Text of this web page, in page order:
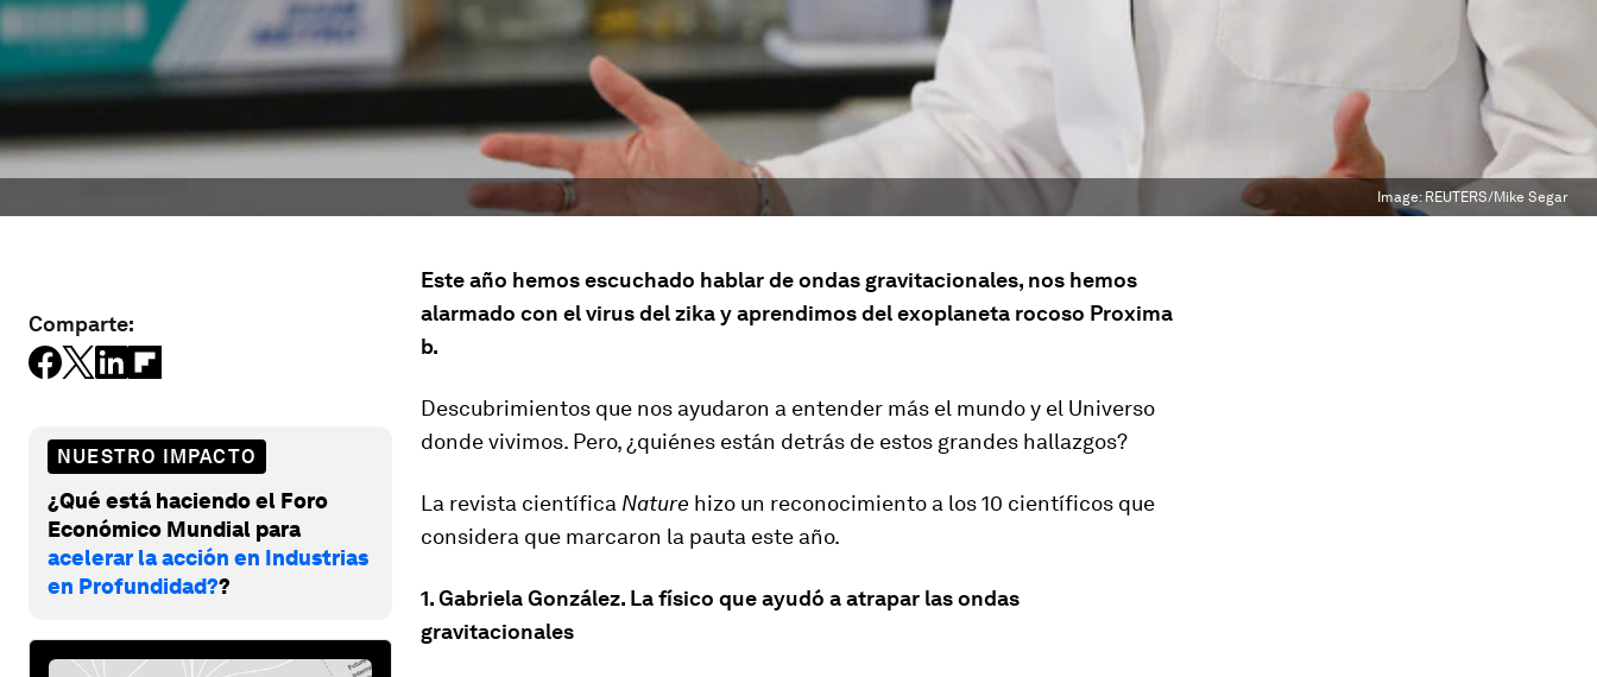
Image:REUTERS/Mike Segar
Comparte:
NUESTRO IMPACTO
¿Qué está haciendo el Foro
Económico Mundial para
acelerar la acción en Industrias
en Profundidad??
Este año hemos escuchado hablar de ondas gravitacionales, nos hemos
alarmado con el virus del zika y aprendimos del exoplaneta rocoso Proxima
b.
Descubrimientos que nos ayudaron a entender más el mundo y el Universo
donde vivimos. Pero, ¿quiénes están detrás de estos grandes hallazgos?
La revista científica Nature hizo un reconocimiento a los 10 científicos que
considera que marcaron la pauta este año.
1. Gabriela González. La físico que ayudó a atrapar las ondas
gravitacionales